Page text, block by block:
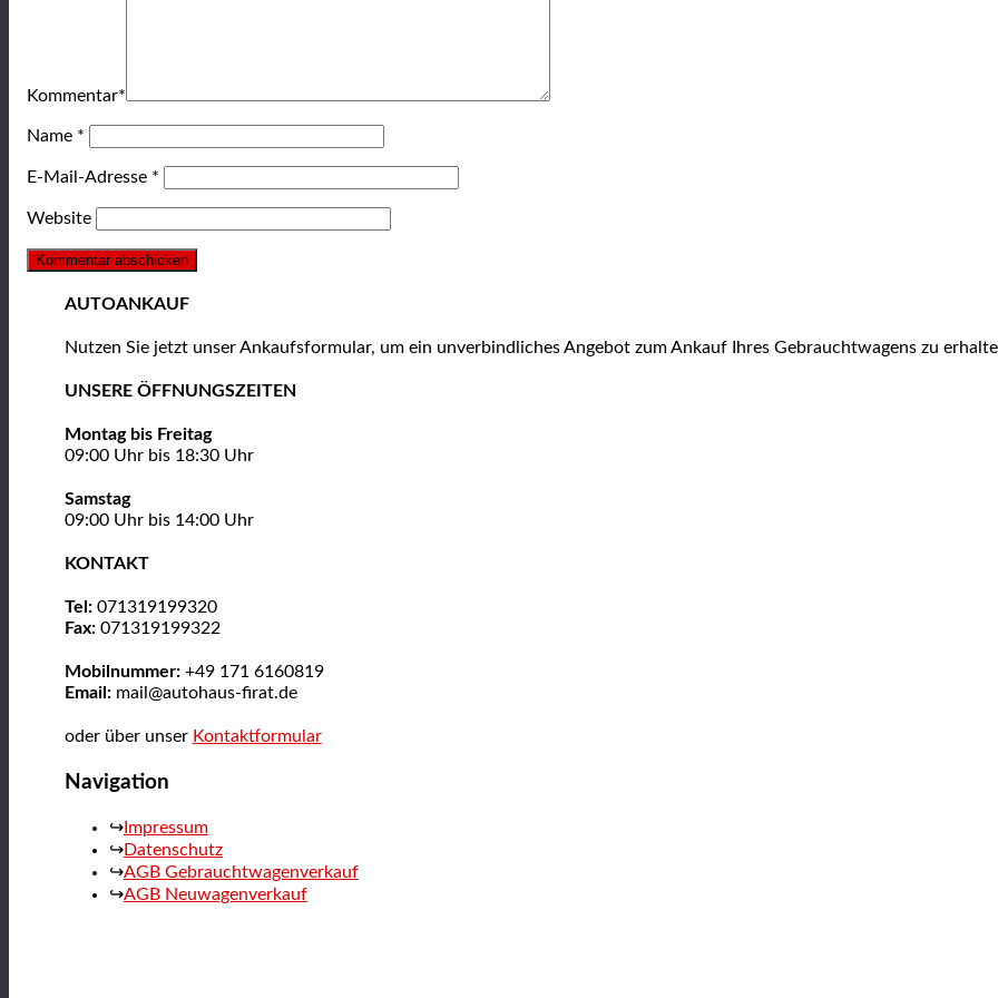
Kommentar*
Name *
E-Mail-Adresse *
Website
AUTOANKAUF
Nutzen Sie jetzt unser Ankaufsformular, um ein unverbindliches Angebot zum Ankauf Ihres Gebrauchtwagens zu
UNSERE ÖFFNUNGSZEITEN
Montag bis Freitag
09:00 Uhr bis 18:30 Uhr
Samstag
09:00 Uhr bis 14:00 Uhr
KONTAKT
Tel:071319199320
Fax:071319199322
Mobilnummer:+49 171 6160819
Email:mail@autohaus-firat.de
oder über unser Kontaktformular
Navigation
Impressum
Datenschutz
AGB Gebrauchtwagenverkauf
AGB Neuwagenverkauf